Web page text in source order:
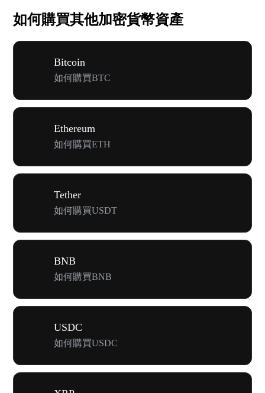
如何購買其他加密貨幣資產
Bitcoin
如何購買BTC
Ethereum
如何購買ETH
Tether
如何購買USDT
BNB
如何購買BNB
USDC
如何購買USDC